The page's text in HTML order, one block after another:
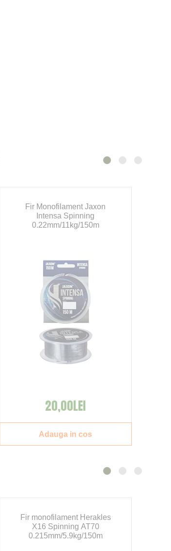
Fir monofilament Herakles
X16 Spinning AT70
0.215mm/5.9kg/150m
Fir Monofilament Jaxon
Intensa Spinning
0.22mm/11kg/150m
20,00LEI
Adauga in cos